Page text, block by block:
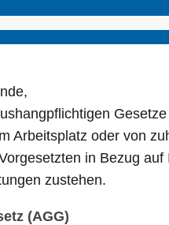
Arbeitsplatz oder von
in Bezug
zustehen.
(AGG)